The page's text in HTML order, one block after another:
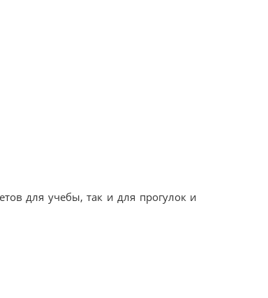
для учебы, так и для прогулок и